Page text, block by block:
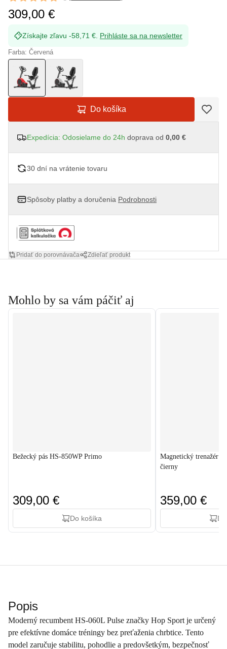
309,00 €
Získajte zľavu -58,71 €. Prihláste sa na newsletter
Farba: Červená
Do košíka
Expedícia: Odosielame do 24h doprava od 0,00 €
30 dní na vrátenie tovaru
Spôsoby platby a doručenia Podrobnosti
Pridať do porovnávača Zdieľať produkt
Mohlo by sa vám páčiť aj
Bežecký pás HS-850WP Primo
309,00 €
Do košíka
Magnetický trenažér
čierny
359,00 €
Popis
Moderný recumbent HS-060L Pulse značky Hop Sport je určený
pre efektívne domáce tréningy bez preťaženia chrbtice. Tento
model zaručuje stabilitu, pohodlie a predovšetkým, bezpečnosť